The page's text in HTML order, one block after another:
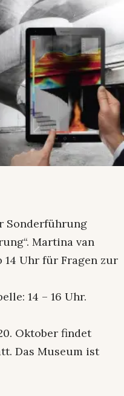
Sonderführung
Martina van
14 Uhr für Fragen zur
14 – 16 Uhr.
Oktober findet
Das Museum ist